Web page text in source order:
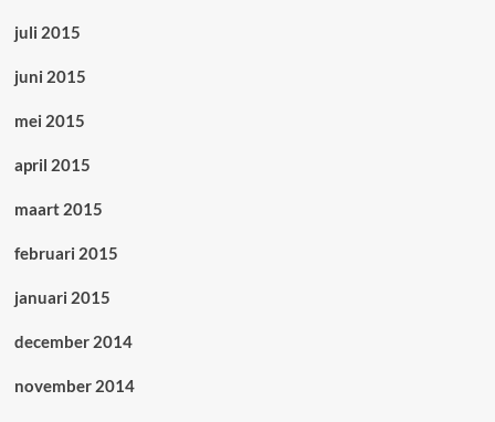
juli 2015
juni 2015
mei 2015
april 2015
maart 2015
februari 2015
januari 2015
december 2014
november 2014